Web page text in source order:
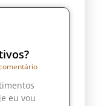
eu vou